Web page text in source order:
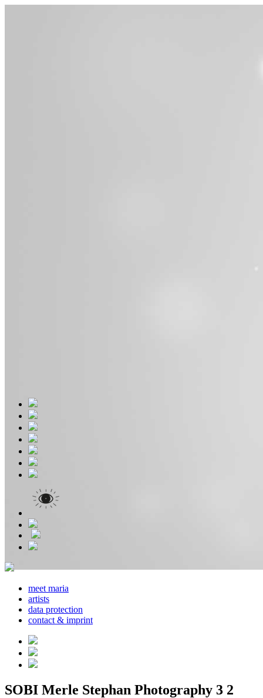
meet maria
artists
data protection
contact & imprint
SOBI Merle Stephan Photography 3 2